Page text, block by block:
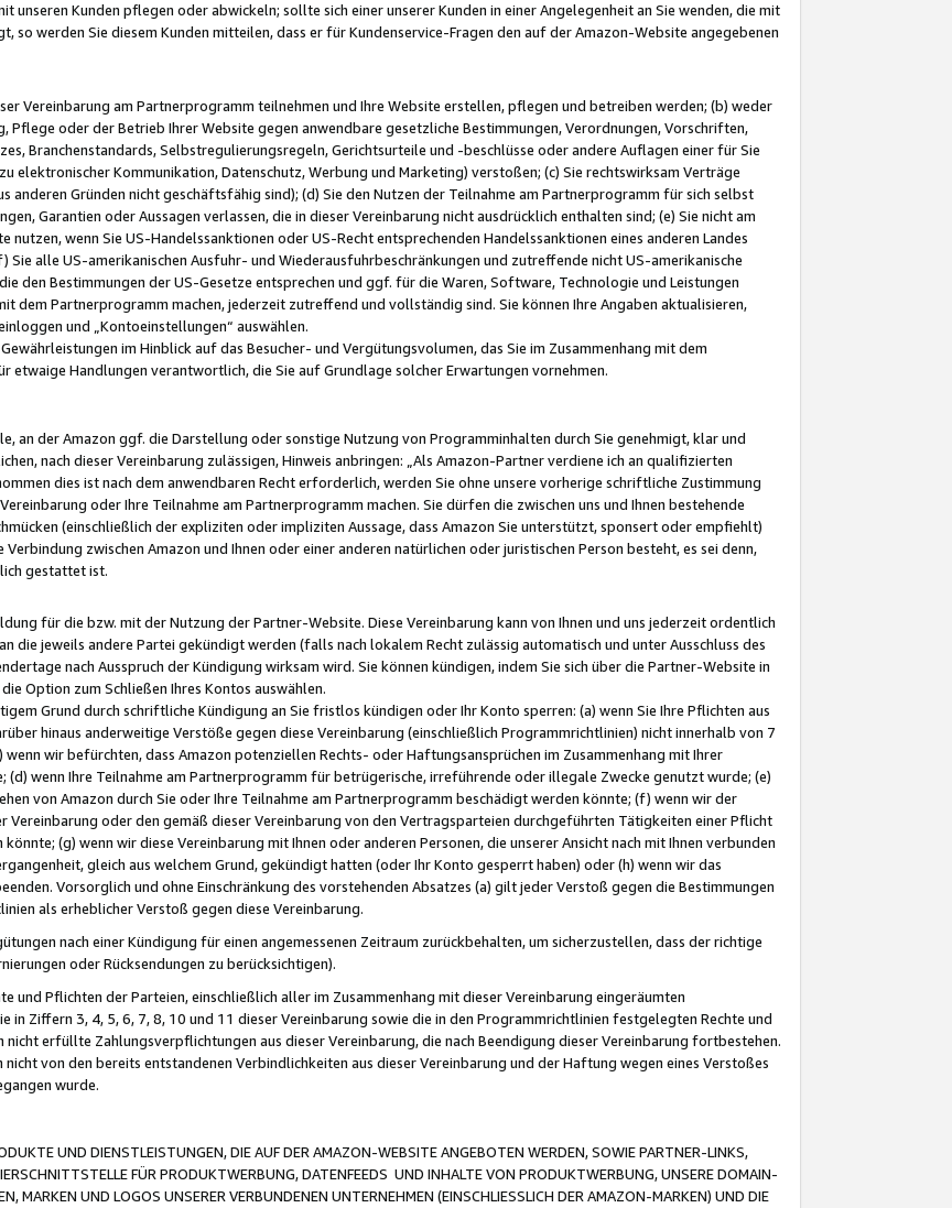
unseren Kunden pflegen oder abwickeln; sollte sich einer unserer Kunden in einer Angelegenheit an Sie wenden, die mit
so werden Sie diesem Kunden mitteilen, dass er für Kundenservice-Fragen den auf der Amazon-Website angegebenen
Vereinbarung am Partnerprogramm teilnehmen und Ihre Website erstellen, pflegen und betreiben werden; (b) weder
Pflege oder der Betrieb Ihrer Website gegen anwendbare gesetzliche Bestimmungen, Verordnungen, Vorschriften,
Branchenstandards, Selbstregulierungsregeln, Gerichtsurteile und -beschlüsse oder andere Auflagen einer für Sie
elektronischer Kommunikation, Datenschutz, Werbung und Marketing) verstoßen; (c) Sie rechtswirksam Verträge
anderen Gründen nicht geschäftsfähig sind); (d) Sie den Nutzen der Teilnahme am Partnerprogramm für sich selbst
Garantien oder Aussagen verlassen, die in dieser Vereinbarung nicht ausdrücklich enthalten sind; (e) Sie nicht am
wenn Sie US-Handelssanktionen oder US-Recht entsprechenden Handelssanktionen eines anderen Landes
Sie alle US-amerikanischen Ausfuhr- und Wiederausfuhrbeschränkungen und zutreffende nicht US-amerikanische
den Bestimmungen der US-Gesetze entsprechen und ggf. für die Waren, Software, Technologie und Leistungen
dem Partnerprogramm machen, jederzeit zutreffend und vollständig sind. Sie können Ihre Angaben aktualisieren,
und „Kontoeinstellungen“ auswählen.
im Hinblick auf das Besucher- und Vergütungsvolumen, das Sie im Zusammenhang mit dem
etwaige Handlungen verantwortlich, die Sie auf Grundlage solcher Erwartungen vornehmen.
an der Amazon ggf. die Darstellung oder sonstige Nutzung von Programminhalten durch Sie genehmigt, klar und
nach dieser Vereinbarung zulässigen, Hinweis anbringen: „Als Amazon-Partner verdiene ich an qualifizierten
dies ist nach dem anwendbaren Recht erforderlich, werden Sie ohne unsere vorherige schriftliche Zustimmung
oder Ihre Teilnahme am Partnerprogramm machen. Sie dürfen die zwischen uns und Ihnen bestehende
(einschließlich der expliziten oder impliziten Aussage, dass Amazon Sie unterstützt, sponsert oder empfiehlt)
zwischen Amazon und Ihnen oder einer anderen natürlichen oder juristischen Person besteht, es sei denn,
gestattet ist.
für die bzw. mit der Nutzung der Partner-Website. Diese Vereinbarung kann von Ihnen und uns jederzeit ordentlich
die jeweils andere Partei gekündigt werden (falls nach lokalem Recht zulässig automatisch und unter Ausschluss des
nach Ausspruch der Kündigung wirksam wird. Sie können kündigen, indem Sie sich über die Partner-Website in
Option zum Schließen Ihres Kontos auswählen.
Grund durch schriftliche Kündigung an Sie fristlos kündigen oder Ihr Konto sperren: (a) wenn Sie Ihre Pflichten aus
hinaus anderweitige Verstöße gegen diese Vereinbarung (einschließlich Programmrichtlinien) nicht innerhalb von 7
wenn wir befürchten, dass Amazon potenziellen Rechts- oder Haftungsansprüchen im Zusammenhang mit Ihrer
(d) wenn Ihre Teilnahme am Partnerprogramm für betrügerische, irreführende oder illegale Zwecke genutzt wurde; (e)
von Amazon durch Sie oder Ihre Teilnahme am Partnerprogramm beschädigt werden könnte; (f) wenn wir der
Vereinbarung oder den gemäß dieser Vereinbarung von den Vertragsparteien durchgeführten Tätigkeiten einer Pflicht
(g) wenn wir diese Vereinbarung mit Ihnen oder anderen Personen, die unserer Ansicht nach mit Ihnen verbunden
gleich aus welchem Grund, gekündigt hatten (oder Ihr Konto gesperrt haben) oder (h) wenn wir das
Vorsorglich und ohne Einschränkung des vorstehenden Absatzes (a) gilt jeder Verstoß gegen die Bestimmungen
als erheblicher Verstoß gegen diese Vereinbarung.
nach einer Kündigung für einen angemessenen Zeitraum zurückbehalten, um sicherzustellen, dass der richtige
oder Rücksendungen zu berücksichtigen).
und Pflichten der Parteien, einschließlich aller im Zusammenhang mit dieser Vereinbarung eingeräumten
in Ziffern 3, 4, 5, 6, 7, 8, 10 und 11 dieser Vereinbarung sowie die in den Programmrichtlinien festgelegten Rechte und
erfüllte Zahlungsverpflichtungen aus dieser Vereinbarung, die nach Beendigung dieser Vereinbarung fortbestehen.
von den bereits entstandenen Verbindlichkeiten aus dieser Vereinbarung und der Haftung wegen eines Verstoßes
wurde.
UND DIENSTLEISTUNGEN, DIE AUF DER AMAZON-WEBSITE ANGEBOTEN WERDEN, SOWIE PARTNER-LINKS,
FÜR PRODUKTWERBUNG, DATENFEEDS UND INHALTE VON PRODUKTWERBUNG, UNSERE DOMAIN-
MARKEN UND LOGOS UNSERER VERBUNDENEN UNTERNEHMEN (EINSCHLIESSLICH DER AMAZON-MARKEN) UND DIE